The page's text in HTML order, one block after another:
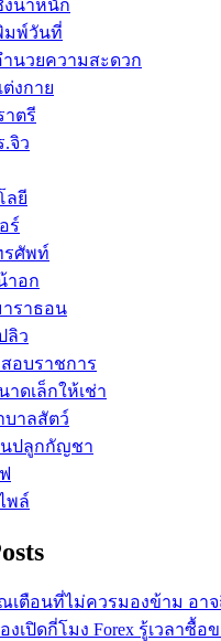
งน้ำหนัก
มพ์วันที่
ำนวยความสะดวก
ต่งกาย
าตรี
.จิว
ลยี
ร์
รศัพท์
าอก
าราธอน
ลิว
อบราชการ
าดเล็กให้เช่า
บาลสัตว์
นปลูกกัญชา
พล์
ตือนที่ไม่ควรมองข้าม อาจ
งเปิดกี่โมง Forex รู้เวลาซื้